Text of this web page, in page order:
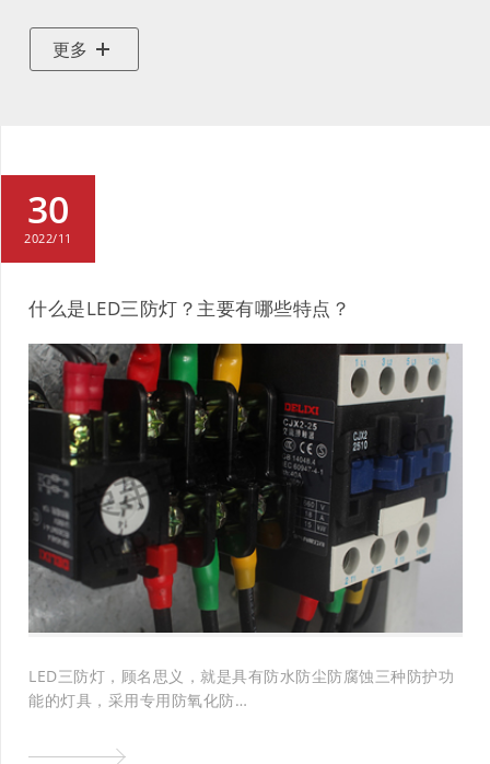
更多
30
2022/11
什么是LED三防灯？主要有哪些特点？
LED三防灯，顾名思义，就是具有防水防尘防腐蚀三种防护功
能的灯具，采用专用防氧化防…